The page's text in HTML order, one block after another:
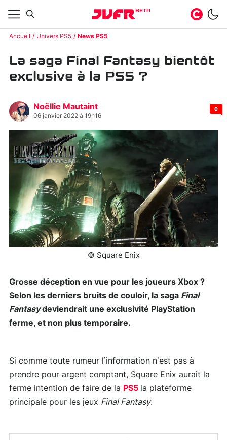
BETA
Accueil Univers PS5 News PS5
La saga Final Fantasy bientôt
exclusive à la PS5 ?
Noëllie Mautaint
06 janvier 2022 à 19h16
0
© Square Enix
Grosse déception en vue pour les joueurs Xbox ?
Selon les derniers bruits de couloir, la saga Final
Fantasydeviendrait une exclusivité PlayStation
ferme, et non plus temporaire.
Si comme toute rumeur l’information n’est pas à
prendre pour argent comptant, Square Enix aurait la
ferme intention de faire de la PS5 la plateforme
principale pour les jeux Final Fantasy.